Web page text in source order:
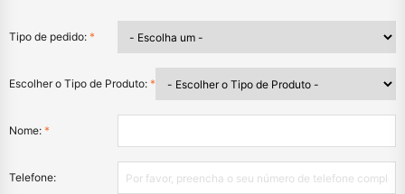
Tipo de pedido: *
Escolher o Tipo de Produto: *
Nome: *
Telefone: